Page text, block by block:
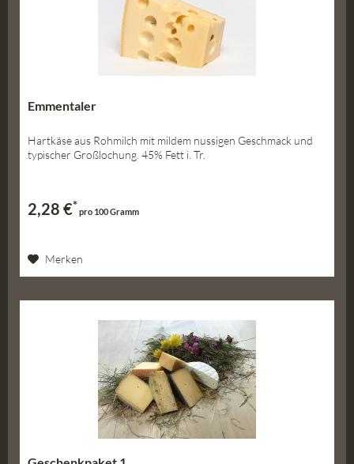
Emmentaler
Hartkäse aus Rohmilch mit mildem nussigen Geschmack und
typischer Großlochung. 45% Fett i. Tr.
2,28 €*pro 100 Gramm
Merken